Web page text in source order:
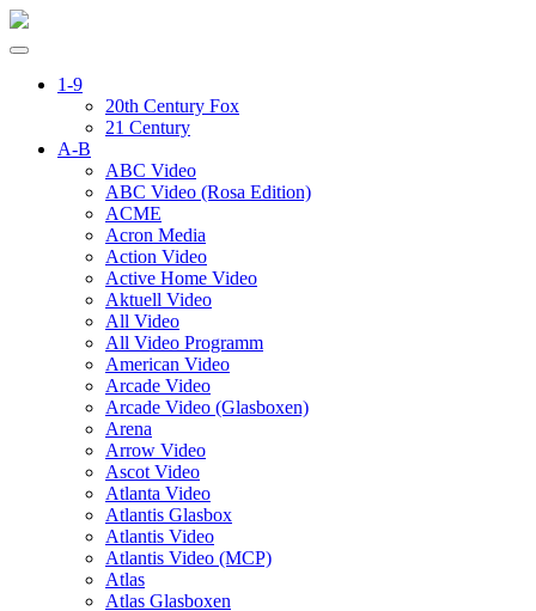
1-9
20th Century Fox
21 Century
A-B
ABC Video
ABC Video (Rosa Edition)
ACME
Acron Media
Action Video
Active Home Video
Aktuell Video
All Video
All Video Programm
American Video
Arcade Video
Arcade Video (Glasboxen)
Arena
Arrow Video
Ascot Video
Atlanta Video
Atlantis Glasbox
Atlantis Video
Atlantis Video (MCP)
Atlas
Atlas Glasboxen